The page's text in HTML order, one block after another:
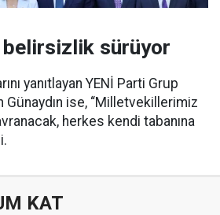
belirsizlik sürüyor
yanıtlayan YENİ Parti Grup
Günaydın ise, “Milletvekillerimiz
herkes kendi tabanına
KAT